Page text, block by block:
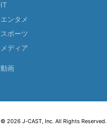
IT
エンタメ
スポーツ
メディア
動画
© 2026 J-CAST, Inc. All Rights Reserved.